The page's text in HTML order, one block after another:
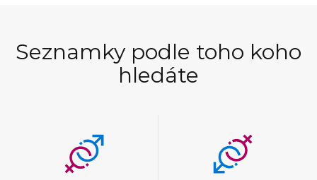
Seznamky podle toho koho
hledáte